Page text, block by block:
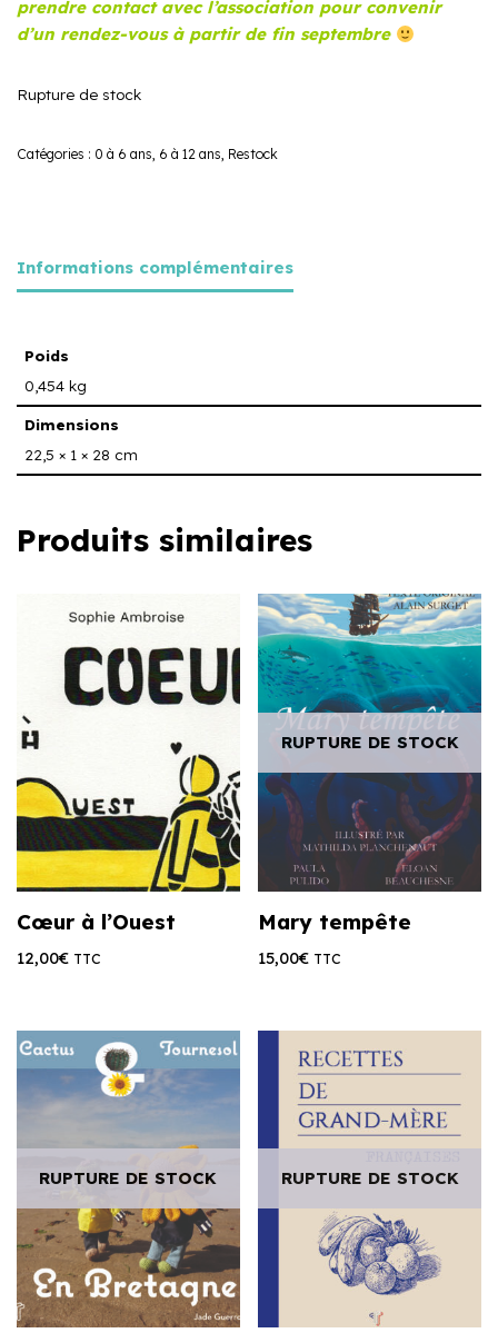
prendre contact avec l’association pour convenir
d’un rendez-vous à partir de fin septembre
Rupture de stock
Catégories : 0 à 6 ans, 6 à 12 ans, Restock
Informations complémentaires
Poids
0,454 kg
Dimensions
22,5 × 1 × 28 cm
Produits similaires
Cœur à l’Ouest
12,00€ TTC
RUPTURE DE STOCK
Mary tempête
15,00€ TTC
RUPTURE DE STOCK RUPTURE DE STOCK